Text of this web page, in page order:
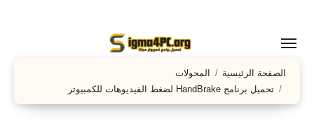
المحتوى
الصفحة الرئيسية
المحولات
تحميل برنامج HandBrake لضغط الفيديوهات للكمبيوتر